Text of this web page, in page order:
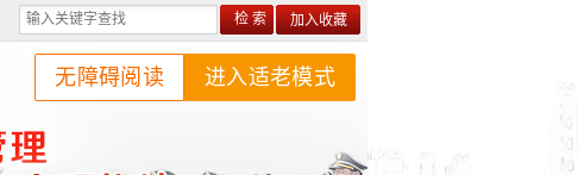
进入适老模式
无障碍阅读
加入收藏